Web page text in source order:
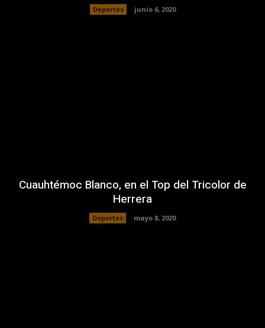
Deportes junio 6, 2020
Cuauhtémoc Blanco, en el Top del Tricolor de
Herrera
Deportes mayo 8, 2020